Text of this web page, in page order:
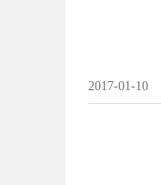
2017-01-10